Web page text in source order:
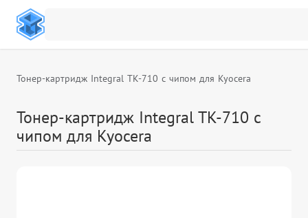
Тонер-картридж Integral TK-710 с чипом для Kyocera
Тонер-картридж Integral TK-710 с
чипом для Kyocera